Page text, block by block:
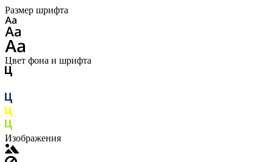
Размер шрифта
Цвет фона и шрифта
Изображения